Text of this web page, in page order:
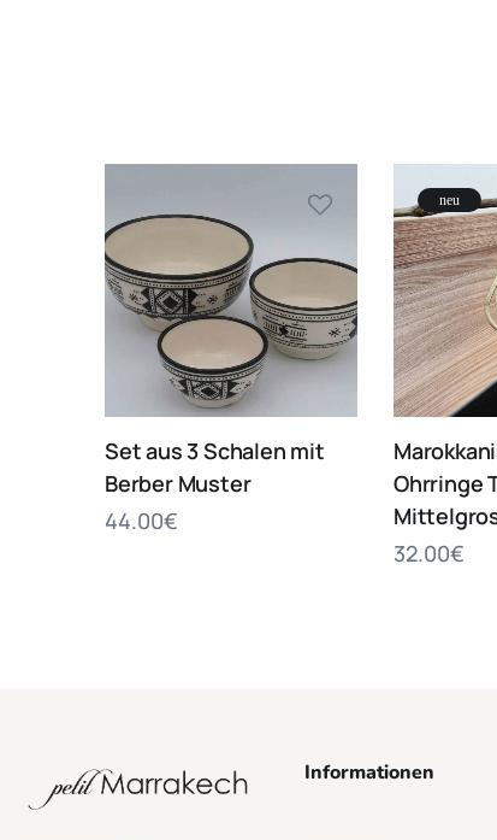
Set aus 3 Schalen mit
Berber Muster
44.00€
neu
Ohrringe
32.00€
Informationen